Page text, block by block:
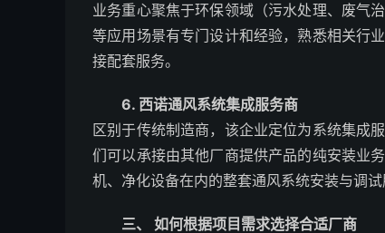
业务重心聚焦于环保领域（污水处理、废气
等应用场景有专门设计和经验，熟悉相关行
接配套服务。
6. 西诺通风系统集成服务商
区别于传统制造商，该企业定位为系统集成
们可以承接由其他厂商提供产品的纯安装业
机、净化设备在内的整套通风系统安装与调试
三、 如何根据项目需求选择合适厂商